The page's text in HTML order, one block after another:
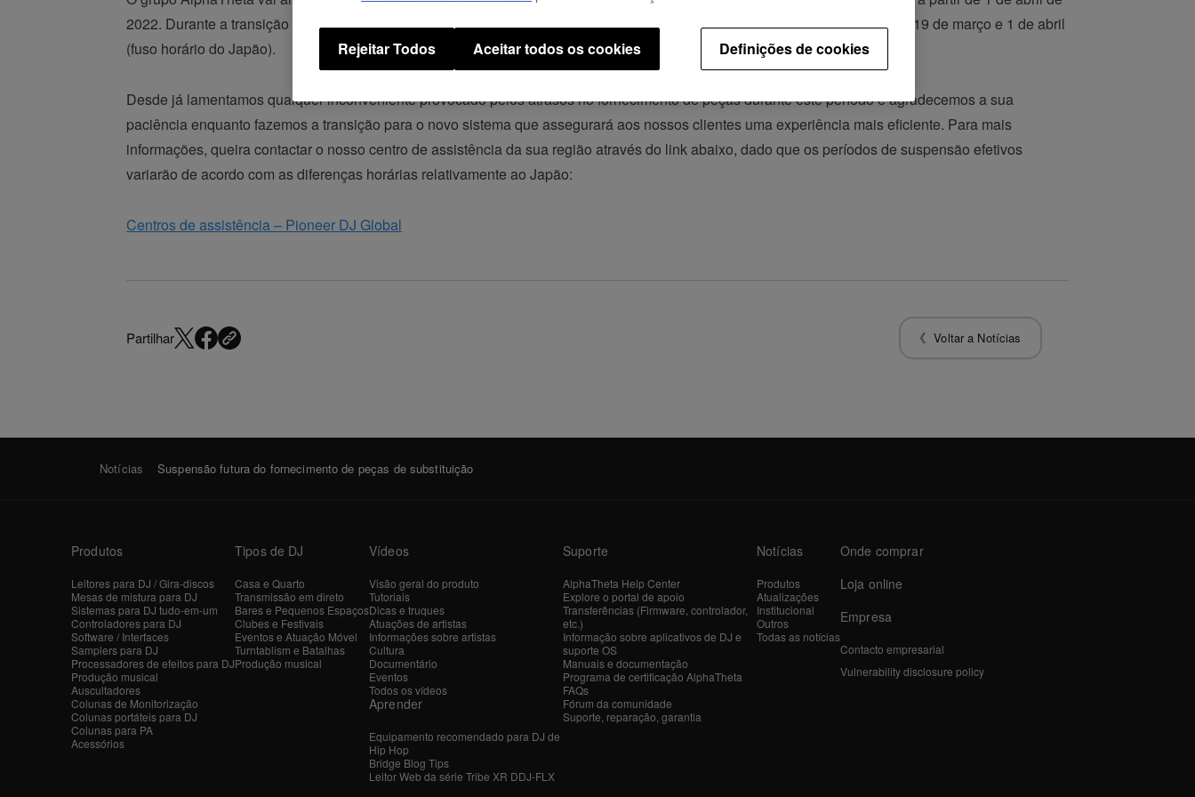
2022. Durante a transição para o novo sistema, as encomendas e os envios de peças de substituição serão suspensas entre 19 de março e 1 de abril
(fuso horário do Japão).
Desde já lamentamos qualquer inconveniente provocado pelos atrasos no fornecimento de peças durante este período e agradecemos a sua
paciência enquanto fazemos a transição para o novo sistema que assegurará aos nossos clientes uma experiência mais eficiente. Para mais
informações, queira contactar o nosso centro de assistência da sua região através do link abaixo, dado que os períodos de suspensão efetivos
variarão de acordo com as diferenças horárias relativamente ao Japão:
Centros de assistência – Pioneer DJ Global
Partilhar Voltar a Notícias
Notícias Suspensão futura do fornecimento de peças de substituição
Produtos
Leitores para DJ / Gira-discos
Mesas de mistura para DJ
Sistemas para DJ tudo-em-um
Controladores para DJ
Software / Interfaces
Samplers para DJ
Processadores de efeitos para DJ
Produção musical
Auscultadores
Colunas de Monitorização
Colunas portáteis para DJ
Colunas para PA
Acessórios
Tipos de DJ
Casa e Quarto
Transmissão em direto
Bares e Pequenos Espaços
Clubes e Festivais
Eventos e Atuação Móvel
Turntablism e Batalhas
Produção musical
Vídeos
Visão geral do produto
Tutoriais
Dicas e truques
Atuações de artistas
Informações sobre artistas
Cultura
Documentário
Eventos
Todos os vídeos
Aprender
Equipamento recomendado para DJ de
Hip Hop
Bridge Blog Tips
Leitor Web da série Tribe XR DDJ-FLX
Suporte
AlphaTheta Help Center
Explore o portal de apoio
Transferências (Firmware, controlador,
etc.)
Informação sobre aplicativos de DJ e
suporte OS
Manuais e documentação
Programa de certificação AlphaTheta
FAQs
Fórum da comunidade
Suporte, reparação, garantia
Notícias
Produtos
Atualizações
Institucional
Outros
Todas as notícias
Onde comprar
Loja online
Empresa
Contacto empresarial
Vulnerability disclosure policy
Definições de cookies
Rejeitar Todos Aceitar todos os cookies